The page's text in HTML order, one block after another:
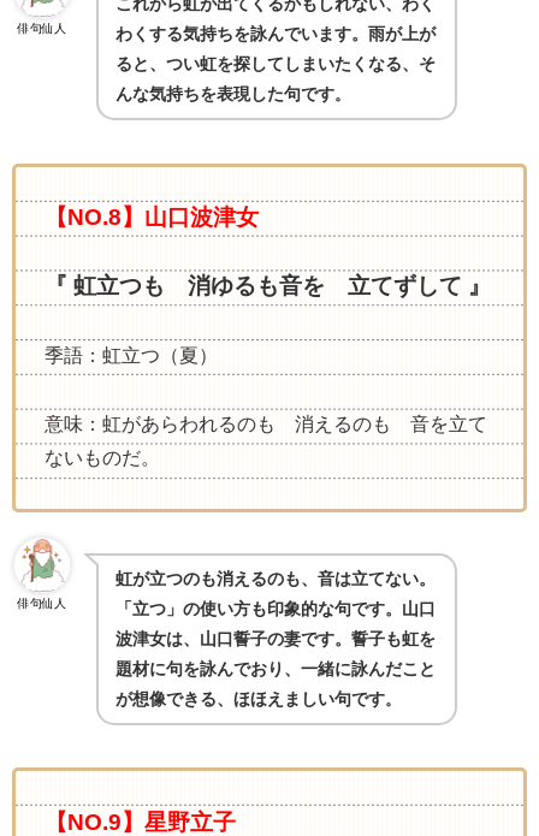
俳句仙人
これから虹が出てくるかもしれない、わく
わくする気持ちを詠んでいます。雨が上が
ると、つい虹を探してしまいたくなる、そ
んな気持ちを表現した句です。
【NO.8】山口波津女
『 虹立つも 消ゆるも音を 立てずして 』
季語：虹立つ（夏）
意味：虹があらわれるのも 消えるのも 音を立て
ないものだ。
俳句仙人
虹が立つのも消えるのも、音は立てない。
「立つ」の使い方も印象的な句です。山口
波津女は、山口誓子の妻です。誓子も虹を
題材に句を詠んでおり、一緒に詠んだこと
が想像できる、ほほえましい句です。
【NO.9】星野立子